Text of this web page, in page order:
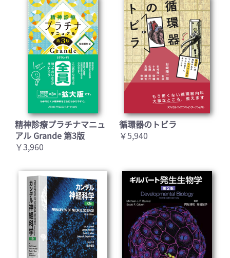
精神診療プラチナマニュ
アル Grande 第3版
￥3,960
循環器のトビラ
￥5,940